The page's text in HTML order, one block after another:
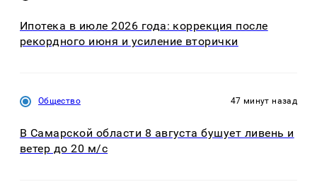
Ипотека в июле 2026 года: коррекция после
рекордного июня и усиление вторички
Общество 47 минут назад
В Самарской области 8 августа бушует ливень и
ветер до 20 м/с